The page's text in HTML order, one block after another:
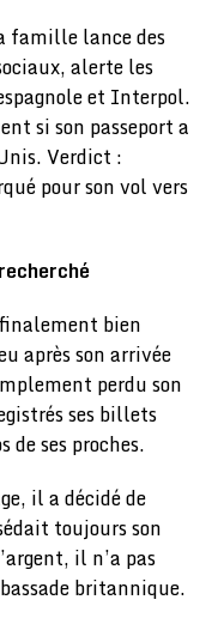
famille lance des
alerte les
et Interpol.
si son passeport a
Verdict :
pour son vol vers
bien
après son arrivée
perdu son
ses billets
de ses proches.
il a décidé de
toujours son
il n’a pas
britannique.